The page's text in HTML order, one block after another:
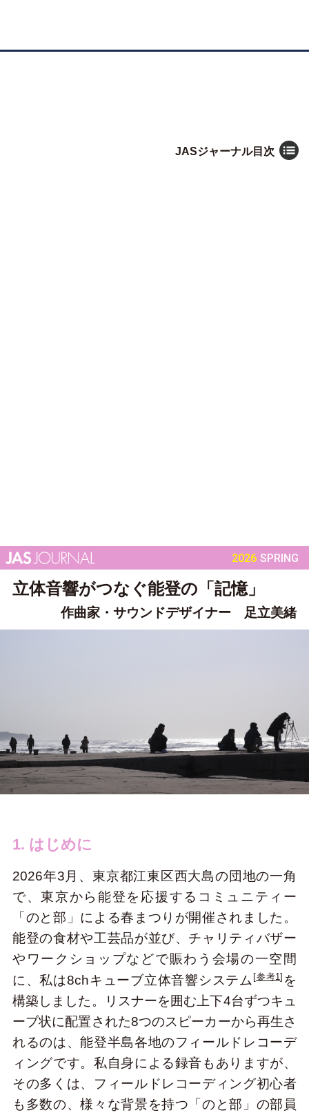
JASジャーナル目次
2026 SPRING
立体音響がつなぐ能登の「記憶」
作曲家・サウンドデザイナー 足立美緒
1. はじめに
2026年3月、東京都江東区西大島の団地の一角
で、東京から能登を応援するコミュニティー
「のと部」による春まつりが開催されました。
能登の食材や工芸品が並び、チャリティバザー
やワークショップなどで賑わう会場の一空間
に、私は8chキューブ立体音響システム [参考1] を
構築しました。リスナーを囲む上下4台ずつキュ
ーブ状に配置された8つのスピーカーから再生さ
れるのは、能登半島各地のフィールドレコーデ
ィングです。私自身による録音もありますが、
その多くは、フィールドレコーディング初心者
も多数の、様々な背景を持つ「のと部」の部員